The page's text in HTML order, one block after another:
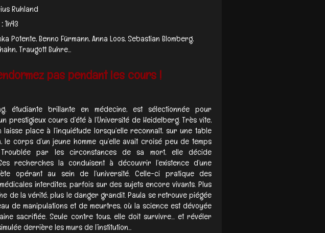
Ruhland
1h43
Potente, Benno Fürmann, Anna Loos, Sebastian Blomberg,
Traugott Buhre...
pas pendant les cours !
étudiante brillante en médecine, est sélectionnée pour
prestigieux cours d’été à l’Université de Heidelberg. Très vite,
laisse place à l’inquiétude lorsqu’elle reconnaît, sur une table
le corps d’un jeune homme qu’elle avait croisé peu de temps
Troublée par les circonstances de sa mort, elle décide
recherches la conduisent à découvrir l’existence d’une
opérant au sein de l’université. Celle-ci pratique des
interdites, parfois sur des sujets encore vivants. Plus
de la vérité, plus le danger grandit. Paula se retrouve piégée
de manipulations et de meurtres, où la science est dévoyée
sacrifiée. Seule contre tous, elle doit survivre… et révéler
derrière les murs de l’institution...